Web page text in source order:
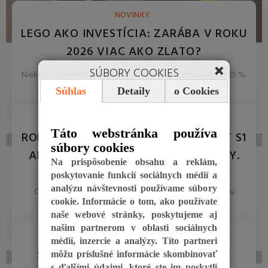
NOVINKY
LEGO AKO INVESTÍCIA: ZARÁBA V ROKU
2026 VIAC AKO ZLATO?
Niektoré stavebnice Lega zhodnotili svoju cenu za rok o 25 %.
Pozrite sa na zoznam setov, ktoré sa v marci ...
ROBOTICKÝ ČISTIČ BAZÉNOV WYBOT S1
AI: KRIŠTÁĽOVÁ VODA BEZ NÁMAHY.
Robot, ktorý vylezie aj na steny a vyčistí vodnú linku.
Otestovali sme bezdrôtový vysávač do bazéna, ktorý si
mapuje dno ...
REDAKCIA 27.Mar.2026
TECHNOLÓGIE
SOLÁRNE BATOHY 2026: NABITE SI
SÚBORY COOKIES
Súhlas Detaily o Cookies
Táto webstránka používa
súbory cookies
Na prispôsobenie obsahu a reklám,
poskytovanie funkcií sociálnych médií a
analýzu návštevnosti používame súbory
cookie. Informácie o tom, ako používate
naše webové stránky, poskytujeme aj
našim partnerom v oblasti sociálnych
médií, inzercie a analýzy. Títo partneri
môžu príslušné informácie skombinovať